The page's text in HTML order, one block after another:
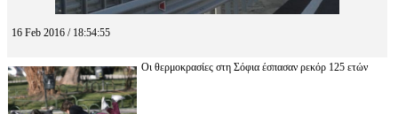
16 Feb 2016 / 18:54:55
Οι θερμοκρασίες στη Σόφια έσπασαν ρεκόρ 125 ετών